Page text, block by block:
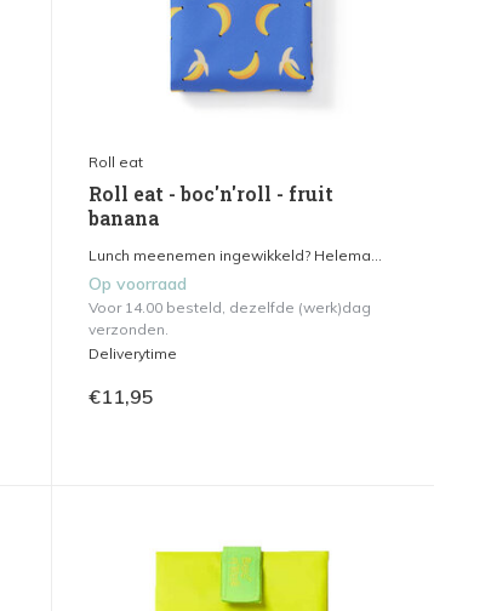
Roll eat
Roll eat - boc'n'roll - fruit
banana
Lunch meenemen ingewikkeld? Helema...
Op voorraad
Voor 14.00 besteld, dezelfde (werk)dag
verzonden.
Deliverytime
€11,95